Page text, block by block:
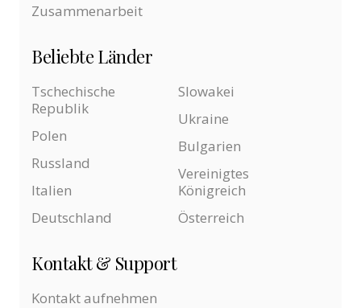
Zusammenarbeit
Beliebte Länder
Tschechische
Republik
Polen
Russland
Italien
Deutschland
Slowakei
Ukraine
Bulgarien
Vereinigtes
Königreich
Österreich
Kontakt & Support
Kontakt aufnehmen